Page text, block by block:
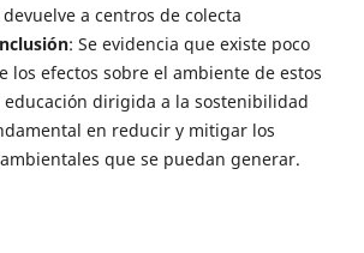
a centros de colecta
: Se evidencia que existe poco
los efectos sobre el ambiente de estos
dirigida a la sostenibilidad
en reducir y mitigar los
que se puedan generar.